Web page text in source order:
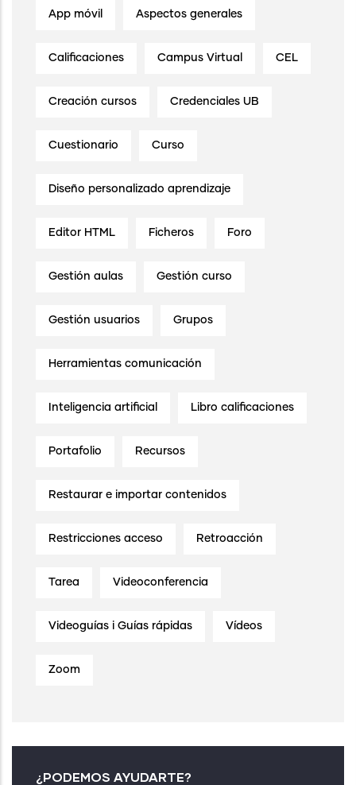
App móvil Aspectos generales
Calificaciones Campus Virtual CEL
Creación cursos Credenciales UB
Cuestionario Curso
Diseño personalizado aprendizaje
Editor HTML Ficheros Foro
Gestión aulas Gestión curso
Gestión usuarios Grupos
Herramientas comunicación
Inteligencia artificial Libro calificaciones
Portafolio Recursos
Restaurar e importar contenidos
Restricciones acceso Retroacción
Tarea Videoconferencia
Videoguías i Guías rápidas Vídeos
Zoom
¿PODEMOS AYUDARTE?